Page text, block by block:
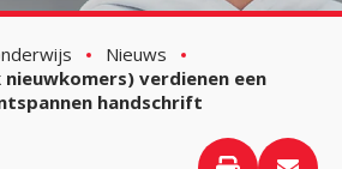
Nieuws
verdienen een
handschrift